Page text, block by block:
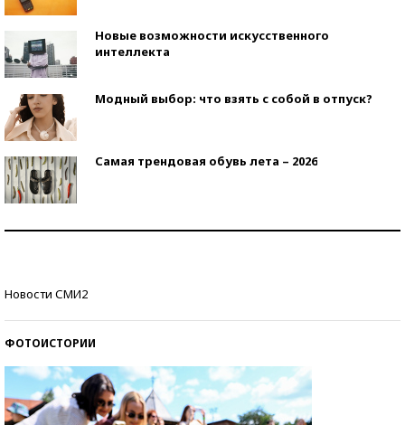
Новые возможности искусственного
интеллекта
Модный выбор: что взять с собой в отпуск?
Самая трендовая обувь лета – 2026
Новости СМИ2
ФОТОИСТОРИИ